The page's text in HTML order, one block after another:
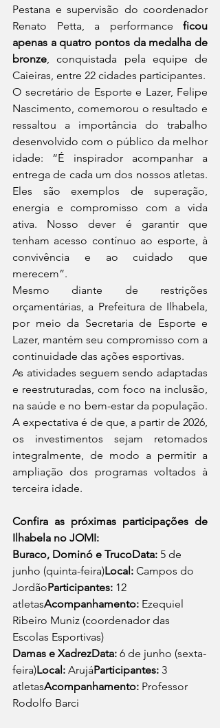
Pestana e supervisão do coordenador
Renato Petta, a performance ficou
apenas a quatro pontos da medalha de
bronze , conquistada pela equipe de
Caieiras, entre 22 cidades participantes.
O secretário de Esporte e Lazer, Felipe
Nascimento, comemorou o resultado e
ressaltou a importância do trabalho
desenvolvido com o público da melhor
idade: “É inspirador acompanhar a
entrega de cada um dos nossos atletas.
Eles são exemplos de superação,
energia e compromisso com a vida
ativa. Nosso dever é garantir que
tenham acesso contínuo ao esporte, à
convivência e ao cuidado que
merecem”.
Mesmo diante de restrições
orçamentárias, a Prefeitura de Ilhabela,
por meio da Secretaria de Esporte e
Lazer, mantém seu compromisso com a
continuidade das ações esportivas.
As atividades seguem sendo adaptadas
e reestruturadas, com foco na inclusão,
na saúde e no bem-estar da população.
A expectativa é de que, a partir de 2026,
os investimentos sejam retomados
integralmente, de modo a permitir a
ampliação dos programas voltados à
terceira idade.
Confira as próximas participações de
Ilhabela no JOMI:
Buraco, Dominó e TrucoData: 5 de
junho (quinta-feira)Local: Campos do
JordãoParticipantes: 12
atletasAcompanhamento: Ezequiel
Ribeiro Muniz (coordenador das
Escolas Esportivas)
Damas e XadrezData: 6 de junho (sexta-
feira)Local: ArujáParticipantes: 3
atletasAcompanhamento: Professor
Rodolfo Barci